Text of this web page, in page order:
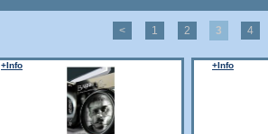
< 1 2 3 4
+Info +Info